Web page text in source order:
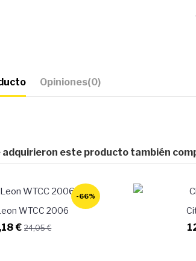
Opiniones(0)
adquirieron este producto también
-66%
WTCC 2006
€24,05 €